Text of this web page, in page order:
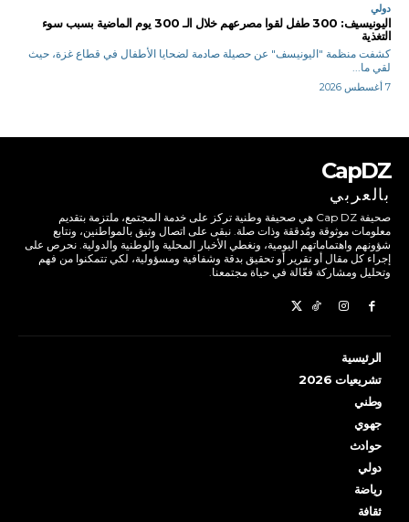
دولي
اليونيسيف: 300 طفل لقوا مصرعهم خلال الـ 300 يوم الماضية بسبب سوء
التغذية
كشفت منظمة "اليونيسف" عن حصيلة صادمة لضحايا الأطفال في قطاع غزة، حيث
لقي ما...
7 أغسطس 2026
CapDZ
بالعربي
صحيفة Cap DZ هي صحيفة وطنية تركز على خدمة المجتمع، ملتزمة بتقديم
معلومات موثوقة ومُدققة وذات صلة. نبقى على اتصال وثيق بالمواطنين، ونتابع
شؤونهم واهتماماتهم اليومية، ونغطي الأخبار المحلية والوطنية والدولية. نحرص على
إجراء كل مقال أو تقرير أو تحقيق بدقة وشفافية ومسؤولية، لكي تتمكنوا من فهم
وتحليل ومشاركة فعّالة في حياة مجتمعنا.
الرئيسية
تشريعيات 2026
وطني
جهوي
حوادث
دولي
رياضة
ثقافة